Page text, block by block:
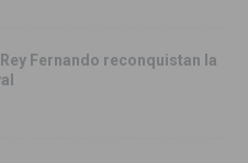
Fernando reconquistan la